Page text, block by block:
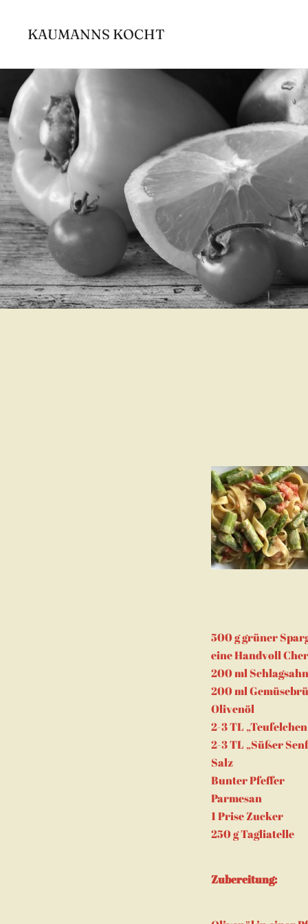
Inhalt
springen
KAUMANNS KOCHT
500 g grüner
eine Handvoll
200 ml
200 ml
Olivenöl
2-3 TL
2-3 TL „Süßer
Salz
Bunter Pfeffer
Parmesan
1 Prise Zucker
250 g Tagliatelle
Zubereitung: